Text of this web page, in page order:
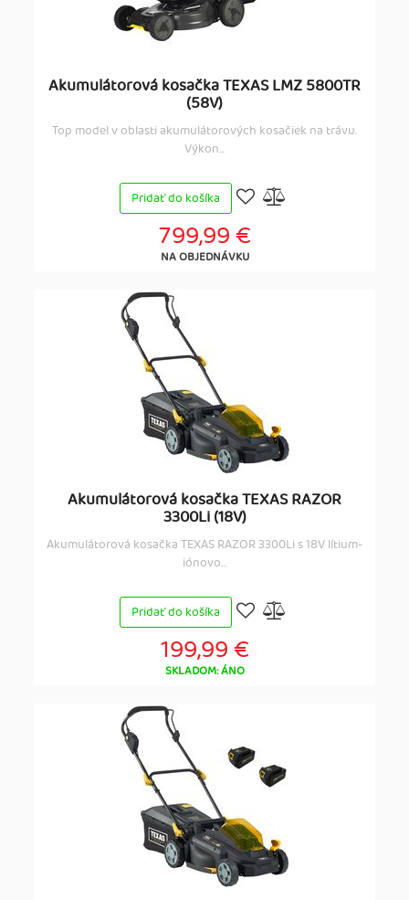
Akumulátorová kosačka TEXAS LMZ 5800TR
(58V)
Top model v oblasti akumulátorových kosačiek na trávu.
Výkon...
Pridať do košíka
799,99 €
NA OBJEDNÁVKU
Akumulátorová kosačka TEXAS RAZOR
3300Li (18V)
Akumulátorová kosačka TEXAS RAZOR 3300Li s 18V lítium-
iónovo...
Pridať do košíka
199,99 €
SKLADOM: ÁNO